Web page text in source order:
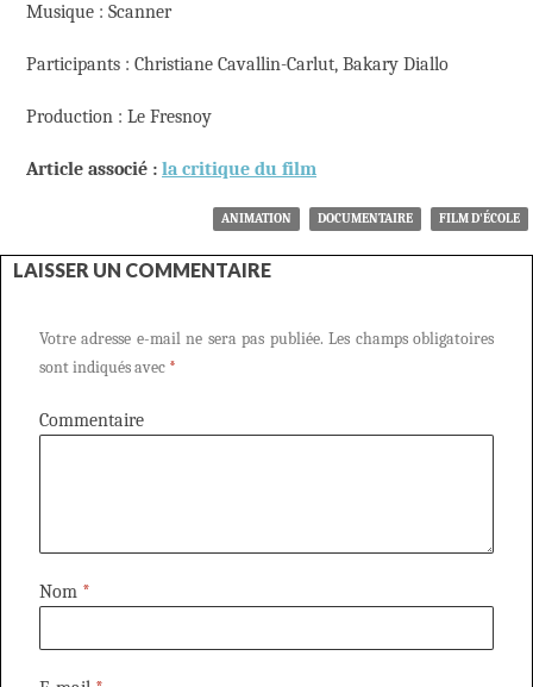
Musique : Scanner
Participants : Christiane Cavallin-Carlut, Bakary Diallo
Production : Le Fresnoy
Article associé : la critique du film
ANIMATION DOCUMENTAIRE FILM D'ÉCOLE
LAISSER UN COMMENTAIRE
Votre adresse e-mail ne sera pas publiée. Les champs obligatoires
sont indiqués avec *
Commentaire
Nom *